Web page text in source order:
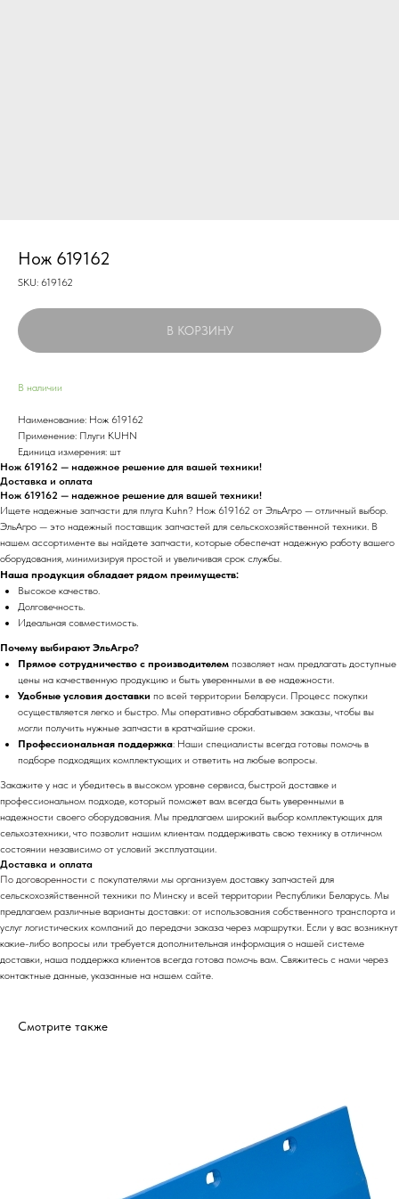
Нож 619162
SKU: 619162
В КОРЗИНУ
В наличии
Наименование: Нож 619162
Применение: Плуги KUHN
Единица измерения: шт
Нож 619162 — надежное решение для вашей техники!
Доставка и оплата
Нож 619162 — надежное решение для вашей техники!
Ищете надежные запчасти для плуга Kuhn? Нож 619162 от ЭльАгро — отличный выбор.
ЭльАгро — это надежный поставщик запчастей для сельскохозяйственной техники. В
нашем ассортименте вы найдете запчасти, которые обеспечат надежную работу вашего
оборудования, минимизируя простой и увеличивая срок службы.
Наша продукция обладает рядом преимуществ:
Высокое качество.
Долговечность.
Идеальная совместимость.
Почему выбирают ЭльАгро?
Прямое сотрудничество с производителем позволяет нам предлагать доступные
цены на качественную продукцию и быть уверенными в ее надежности.
Удобные условия доставки по всей территории Беларуси. Процесс покупки
осуществляется легко и быстро. Мы оперативно обрабатываем заказы, чтобы вы
могли получить нужные запчасти в кратчайшие сроки.
Профессиональная поддержка: Наши специалисты всегда готовы помочь в
подборе подходящих комплектующих и ответить на любые вопросы.
Закажите у нас и убедитесь в высоком уровне сервиса, быстрой доставке и
профессиональном подходе, который поможет вам всегда быть уверенными в
надежности своего оборудования. Мы предлагаем широкий выбор комплектующих для
сельхозтехники, что позволит нашим клиентам поддерживать свою технику в отличном
состоянии независимо от условий эксплуатации.
Доставка и оплата
По договоренности с покупателями мы организуем доставку запчастей для
сельскохозяйственной техники по Минску и всей территории Республики Беларусь. Мы
предлагаем различные варианты доставки: от использования собственного транспорта и
услуг логистических компаний до передачи заказа через маршрутки. Если у вас возникнут
какие-либо вопросы или требуется дополнительная информация о нашей системе
доставки, наша поддержка клиентов всегда готова помочь вам. Свяжитесь с нами через
контактные данные, указанные на нашем сайте.
Смотрите также